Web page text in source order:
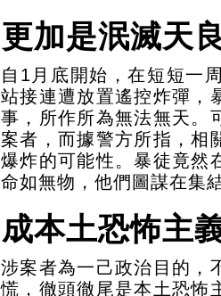
更加是泯滅天
自1月底開始，在短短一
站接連遭放置遙控炸彈，
事，所作所為無法無天。
案者，而據警方所指，相
爆炸的可能性。暴徒竟然
命如無物，他們圖謀在集
成本土恐怖主
涉案者為一己政治目的，
慌，徹頭徹尾是本土恐怖